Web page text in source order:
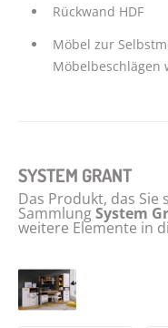
Rückwand HDF
Möbel zur
Möbelbeschlägen
SYSTEM GRANT
Das Produkt, das
SammlungSystem
weitere Elemente in